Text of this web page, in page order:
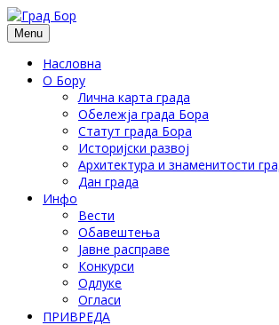
Menu
Насловна
О Бору
Лична карта града
Обележја града Бора
Статут града Бора
Историјски развој
Архитектура и знаменитости
Дан града
Инфо
Вести
Обавештења
Јавне расправе
Конкурси
Одлуке
Огласи
ПРИВРЕДА